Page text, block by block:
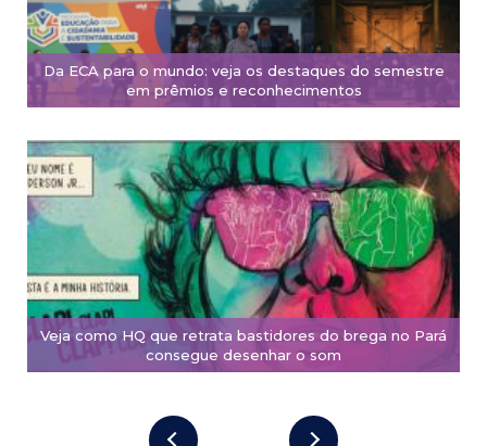
Da ECA para o mundo: veja os destaques do semestre
em prêmios e reconhecimentos
Veja como HQ que retrata bastidores do brega no Pará
consegue desenhar o som